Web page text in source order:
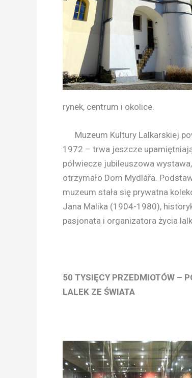
rynek, centrum i okolice.
Muzeum Kultury Lalkarskiej
1972 – trwa jeszcze
półwiecze jubileuszowa
otrzymało Dom Mydlářa.
muzeum stała się prywatna
Jana Malika (1904-1980),
pasjonata i organizatora życia
50 TYSIĘCY PRZEDMIOTÓW –
LALEK ZE ŚWIATA